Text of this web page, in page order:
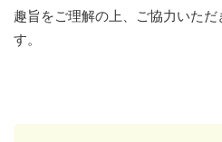
趣旨をご理解の上、ご協力いた
す。